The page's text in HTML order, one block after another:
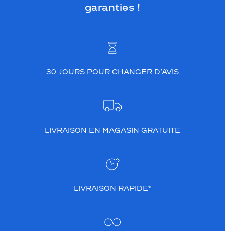
garanties !
30 JOURS POUR CHANGER D’AVIS
LIVRAISON EN MAGASIN GRATUITE
LIVRAISON RAPIDE*